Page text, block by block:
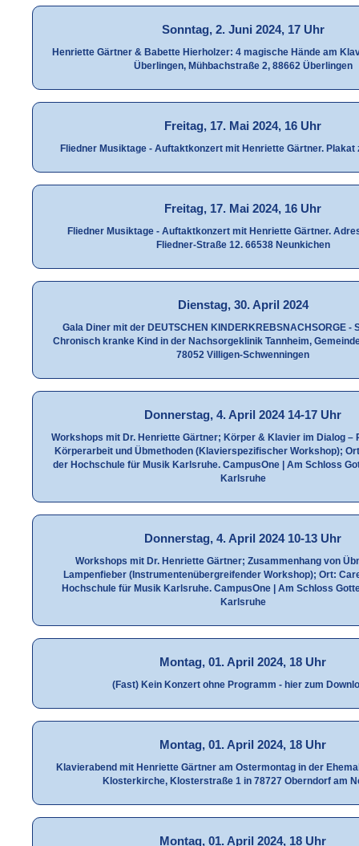
Sonntag, 2. Juni 2024, 17 Uhr
Henriette Gärtner & Babette Hierholzer: 4 magische Hände am
Überlingen, Mühbachstraße 2, 88662 Überlingen
Freitag, 17. Mai 2024, 16 Uhr
Fliedner Musiktage - Auftaktkonzert mit Henriette Gärtner. Plakat
Freitag, 17. Mai 2024, 16 Uhr
Fliedner Musiktage - Auftaktkonzert mit Henriette Gärtner.
Fliedner-Straße 12. 66538 Neunkichen
Dienstag, 30. April 2024
Gala Diner mit der DEUTSCHEN KINDERKREBSNACHSORGE -
Chronisch kranke Kind in der Nachsorgeklinik Tannheim,
78052 Villigen-Schwenningen
Donnerstag, 4. April 2024 14-17 Uhr
Workshops mit Dr. Henriette Gärtner; Körper & Klavier im Dialog –
Körperarbeit und Übmethoden (Klavierspezifischer Workshop);
der Hochschule für Musik Karlsruhe. CampusOne | Am Schloss
Karlsruhe
Donnerstag, 4. April 2024 10-13 Uhr
Workshops mit Dr. Henriette Gärtner; Zusammenhang von
Lampenfieber (Instrumentenübergreifender Workshop); Ort:
Hochschule für Musik Karlsruhe. CampusOne | Am Schloss
Karlsruhe
Montag, 01. April 2024, 18 Uhr
(Fast) Kein Konzert ohne Programm - hier zum
Montag, 01. April 2024, 18 Uhr
Klavierabend mit Henriette Gärtner am Ostermontag in der
Klosterkirche, Klosterstraße 1 in 78727 Oberndorf am
Montag, 01. April 2024, 18 Uhr